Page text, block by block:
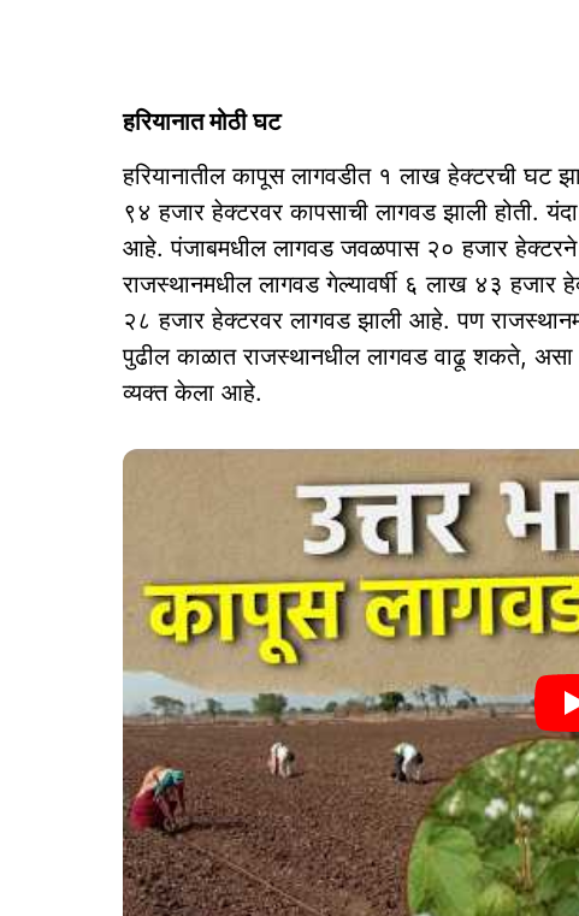
हरियानात मोठी घट
हरियानातील कापूस लागवडीत १ लाख हेक्टरची घट
९४ हजार हेक्टरवर कापसाची लागवड झाली होती.
आहे. पंजाबमधील लागवड जवळपास २० हजार
राजस्थानमधील लागवड गेल्यावर्षी ६ लाख ४३
२८ हजार हेक्टरवर लागवड झाली आहे. पण
पुढील काळात राजस्थानधील लागवड वाढू शकते,
व्यक्त केला आहे.